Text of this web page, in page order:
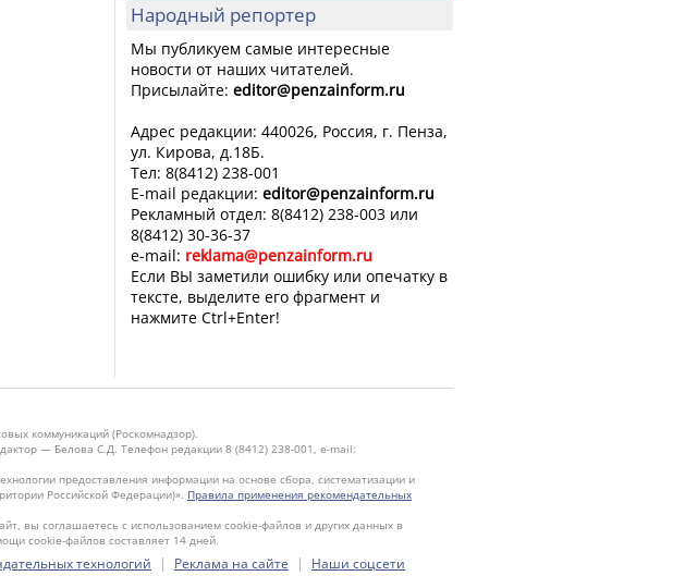
Народный репортер
Мы публикуем самые интересные
новости от наших читателей.
Присылайте: editor@penzainform.ru
Адрес редакции: 440026, Россия, г. Пенза,
ул. Кирова, д.18Б.
Тел: 8(8412) 238-001
E-mail редакции: editor@penzainform.ru
Рекламный отдел: 8(8412) 238-003 или
8(8412) 30-36-37
e-mail: reklama@penzainform.ru
Если ВЫ заметили ошибку или опечатку в
тексте, выделите его фрагмент и
нажмите Ctrl+Enter!
коммуникаций (Роскомнадзор).
— Белова С.Д. Телефон редакции 8 (8412) 238-001, e-mail:
предоставления информации на основе сбора, систематизации и
Российской Федерации)». Правила применения рекомендательных
вы соглашаетесь с использованием cookie-файлов и других данных в
cookie-файлов составляет 14 дней.
технологий | Реклама на сайте | Наши соцсети